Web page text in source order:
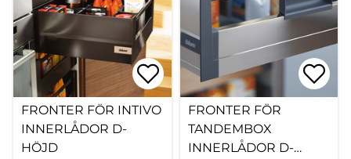
FRONTER FÖR INTIVO
INNERLÅDOR D-
HÖJD
FRONTER FÖR
TANDEMBOX
INNERLÅDOR D-